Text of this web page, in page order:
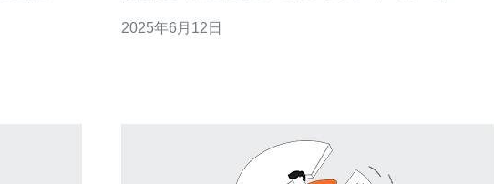
下优惠： 折扣力度大 价格优惠 性能稳定 购买方式简单快
2025年6月12日